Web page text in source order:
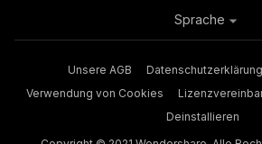
Unsere AGB Datenschutzerklärung
Verwendung von Cookies
Deinstallieren
Sprache